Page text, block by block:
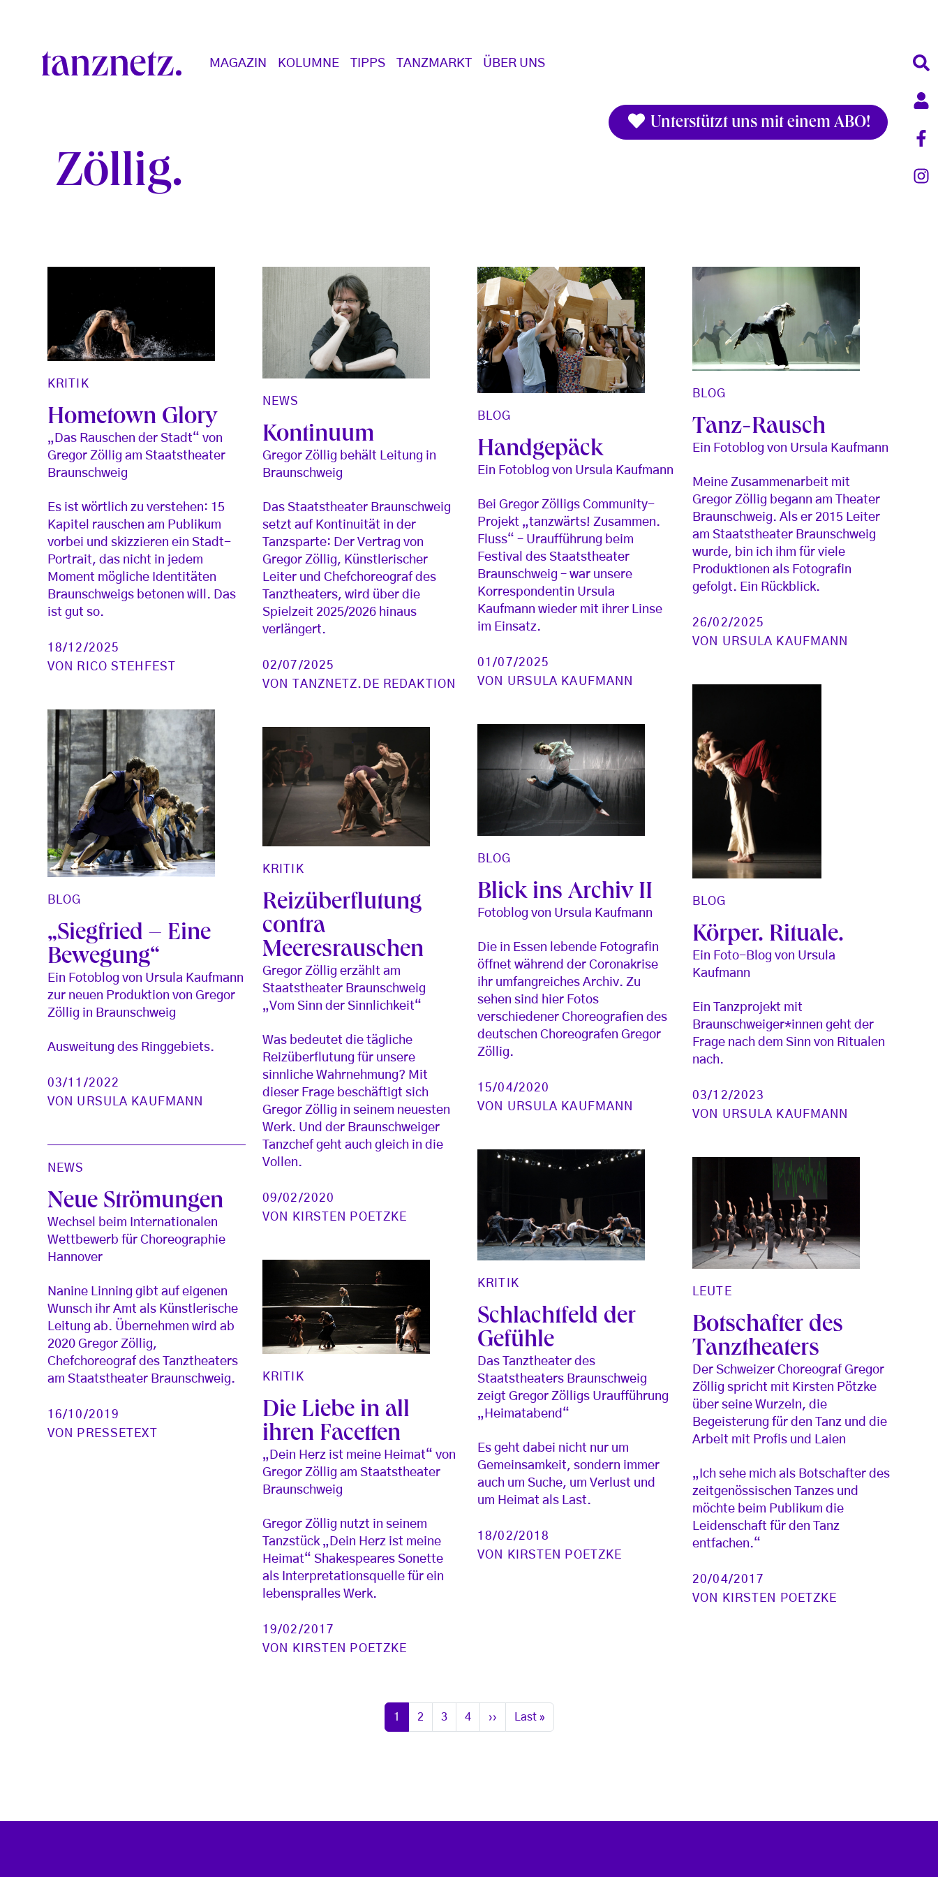
Main navigation
MAGAZIN KOLUMNE TIPPS TANZMARKT ÜBER UNS
Unterstützt uns mit einem ABO!
Zöllig
KRITIK
Hometown Glory
„Das Rauschen der Stadt“ von
Gregor Zöllig am Staatstheater
Braunschweig
Es ist wörtlich zu verstehen: 15
Kapitel rauschen am Publikum
vorbei und skizzieren ein Stadt-
Portrait, das nicht in jedem
Moment mögliche Identitäten
Braunschweigs betonen will. Das
ist gut so.
18/12/2025
VON
RICO STEHFEST
NEWS
Kontinuum
Gregor Zöllig behält Leitung in
Braunschweig
Das Staatstheater Braunschweig
setzt auf Kontinuität in der
Tanzsparte: Der Vertrag von
Gregor Zöllig, Künstlerischer
Leiter und Chefchoreograf des
Tanztheaters, wird über die
Spielzeit 2025/2026 hinaus
verlängert.
02/07/2025
VON
TANZNETZ.DE REDAKTION
BLOG
Handgepäck
Ein Fotoblog von Ursula Kaufmann
Bei Gregor Zölligs Community-
Projekt „tanzwärts! Zusammen.
Fluss“ – Uraufführung beim
Festival des Staatstheater
Braunschweig – war unsere
Korrespondentin Ursula
Kaufmann wieder mit ihrer Linse
im Einsatz.
01/07/2025
VON URSULA KAUFMANN
BLOG
Tanz-Rausch
Ein Fotoblog von Ursula Kaufmann
Meine Zusammenarbeit mit
Gregor Zöllig begann am Theater
Braunschweig. Als er 2015 Leiter
am Staatstheater Braunschweig
wurde, bin ich ihm für viele
Produktionen als Fotografin
gefolgt. Ein Rückblick.
26/02/2025
VON URSULA KAUFMANN
BLOG
Körper. Rituale.
Ein Foto-Blog von Ursula
Kaufmann
Ein Tanzprojekt mit
Braunschweiger*innen geht der
Frage nach dem Sinn von Ritualen
nach.
03/12/2023
VON URSULA KAUFMANN
BLOG
„Siegfried – Eine
Bewegung“
Ein Fotoblog von Ursula Kaufmann
zur neuen Produktion von Gregor
Zöllig in Braunschweig
Ausweitung des Ringgebiets.
03/11/2022
VON URSULA KAUFMANN
BLOG
Blick ins Archiv II
Fotoblog von Ursula Kaufmann
Die in Essen lebende Fotografin
öffnet während der Coronakrise
ihr umfangreiches Archiv. Zu
sehen sind hier Fotos
verschiedener Choreografien des
deutschen Choreografen Gregor
Zöllig.
15/04/2020
VON URSULA KAUFMANN
KRITIK
Reizüberflutung
contra
Meeresrauschen
Gregor Zöllig erzählt am
Staatstheater Braunschweig
„Vom Sinn der Sinnlichkeit“
Was bedeutet die tägliche
Reizüberflutung für unsere
sinnliche Wahrnehmung? Mit
dieser Frage beschäftigt sich
Gregor Zöllig in seinem neuesten
Werk. Und der Braunschweiger
Tanzchef geht auch gleich in die
Vollen.
09/02/2020
VON
KIRSTEN POETZKE
NEWS
Neue Strömungen
Wechsel beim Internationalen
Wettbewerb für Choreographie
Hannover
Nanine Linning gibt auf eigenen
Wunsch ihr Amt als Künstlerische
Leitung ab. Übernehmen wird ab
2020 Gregor Zöllig,
Chefchoreograf des Tanztheaters
am Staatstheater Braunschweig.
16/10/2019
VON
PRESSETEXT
KRITIK
Schlachtfeld der
Gefühle
Das Tanztheater des
Staatstheaters Braunschweig
zeigt Gregor Zölligs Uraufführung
„Heimatabend“
Es geht dabei nicht nur um
Gemeinsamkeit, sondern immer
auch um Suche, um Verlust und
um Heimat als Last.
18/02/2018
VON
KIRSTEN POETZKE
LEUTE
Botschafter des
Tanztheaters
Der Schweizer Choreograf Gregor
Zöllig spricht mit Kirsten Pötzke
über seine Wurzeln, die
Begeisterung für den Tanz und die
Arbeit mit Profis und Laien
„Ich sehe mich als Botschafter des
zeitgenössischen Tanzes und
möchte beim Publikum die
Leidenschaft für den Tanz
entfachen.“
20/04/2017
VON
KIRSTEN POETZKE
KRITIK
Die Liebe in all
ihren Facetten
„Dein Herz ist meine Heimat“ von
Gregor Zöllig am Staatstheater
Braunschweig
Gregor Zöllig nutzt in seinem
Tanzstück „Dein Herz ist meine
Heimat“ Shakespeares Sonette
als Interpretationsquelle für ein
lebenspralles Werk.
19/02/2017
VON
KIRSTEN POETZKE
Seite
1 Seite
2 Seite
3 Seite
4 Nächste Seite
›› Letzte Seite
Last »